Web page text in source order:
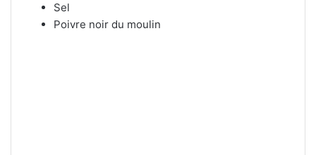
Sel
Poivre noir du moulin